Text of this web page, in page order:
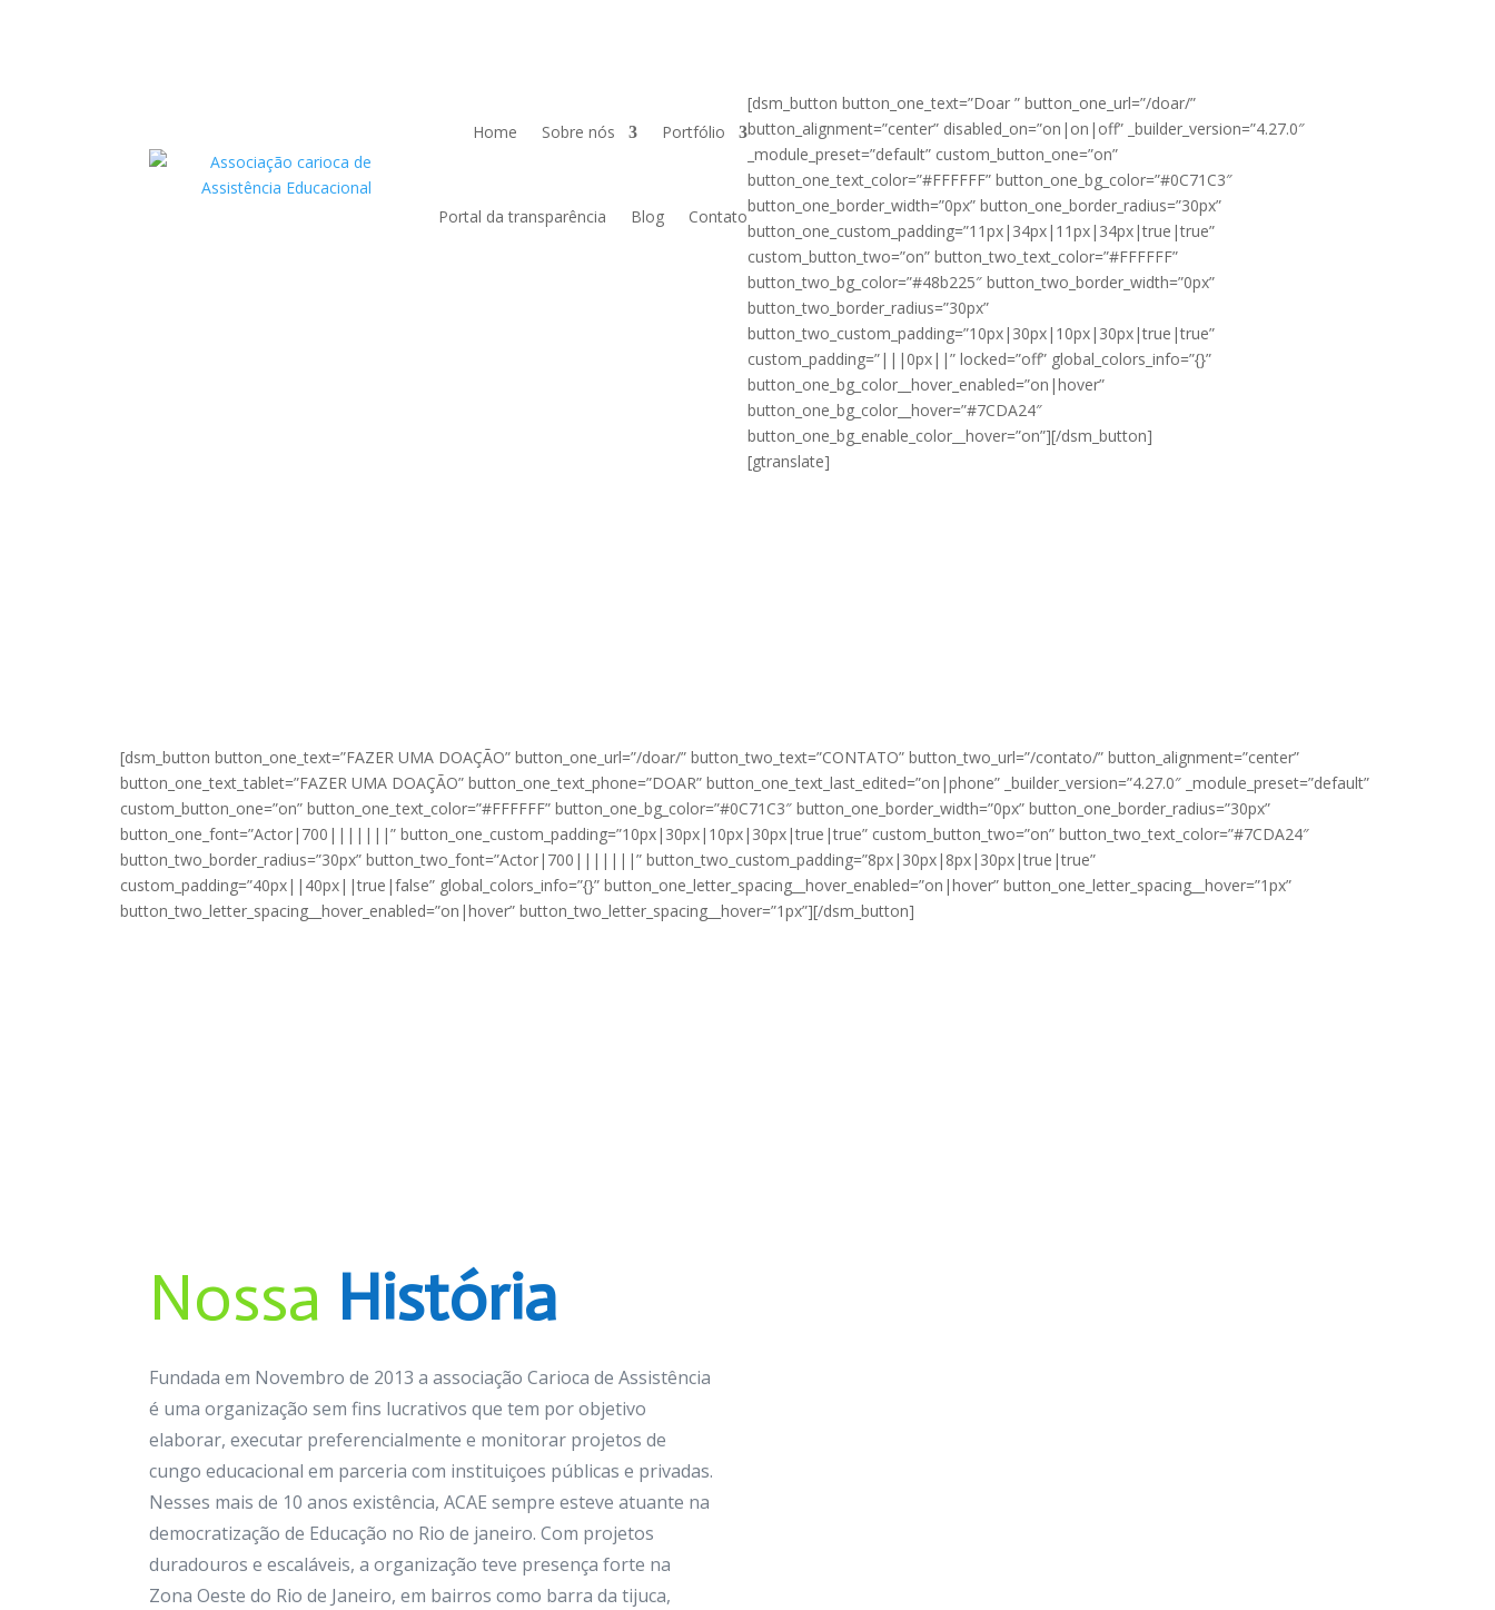
Home Sobre nós Portfólio
Portal da transparência Blog Contato
[dsm_button button_one_text=”Doar ” button_one_url=”/doar/”
button_alignment=”center” disabled_on=”on|on|off” _builder_version=”4.27.0″
_module_preset=”default” custom_button_one=”on”
button_one_text_color=”#FFFFFF” button_one_bg_color=”#0C71C3″
button_one_border_width=”0px” button_one_border_radius=”30px”
button_one_custom_padding=”11px|34px|11px|34px|true|true”
custom_button_two=”on” button_two_text_color=”#FFFFFF”
button_two_bg_color=”#48b225″ button_two_border_width=”0px”
button_two_border_radius=”30px”
button_two_custom_padding=”10px|30px|10px|30px|true|true”
custom_padding=”|||0px||” locked=”off” global_colors_info=”{}”
button_one_bg_color__hover_enabled=”on|hover”
button_one_bg_color__hover=”#7CDA24″
button_one_bg_enable_color__hover=”on”][/dsm_button]
[gtranslate]
[dsm_button button_one_text=”FAZER UMA DOAÇÃO” button_one_url=”/doar/” button_two_text=”CONTATO” button_two_url=”/contato/” button_alignment=”center”
button_one_text_tablet=”FAZER UMA DOAÇÃO” button_one_text_phone=”DOAR” button_one_text_last_edited=”on|phone” _builder_version=”4.27.0″ _module_preset=”default”
custom_button_one=”on” button_one_text_color=”#FFFFFF” button_one_bg_color=”#0C71C3″ button_one_border_width=”0px” button_one_border_radius=”30px”
button_one_font=”Actor|700|||||||” button_one_custom_padding=”10px|30px|10px|30px|true|true” custom_button_two=”on” button_two_text_color=”#7CDA24″
button_two_border_radius=”30px” button_two_font=”Actor|700|||||||” button_two_custom_padding=”8px|30px|8px|30px|true|true”
custom_padding=”40px||40px||true|false” global_colors_info=”{}” button_one_letter_spacing__hover_enabled=”on|hover” button_one_letter_spacing__hover=”1px”
button_two_letter_spacing__hover_enabled=”on|hover” button_two_letter_spacing__hover=”1px”][/dsm_button]
Nossa História
Fundada em Novembro de 2013 a associação Carioca de Assistência
é uma organização sem fins lucrativos que tem por objetivo
elaborar, executar preferencialmente e monitorar projetos de
cungo educacional em parceria com instituiçoes públicas e privadas.
Nesses mais de 10 anos existência, ACAE sempre esteve atuante na
democratização de Educação no Rio de janeiro. Com projetos
duradouros e escaláveis, a organização teve presença forte na
Zona Oeste do Rio de Janeiro, em bairros como barra da tijuca,